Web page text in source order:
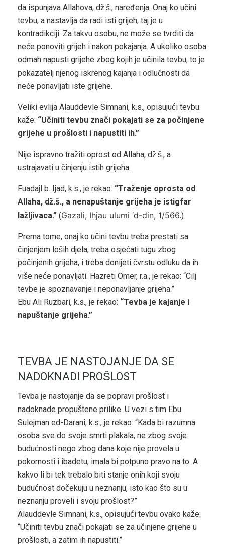
da ispunjava Allahova, dž.š., naređenja. Onaj ko učini
tevbu, a nastavlja da radi isti grijeh, taj je u
kontradikciji. Za takvu osobu, ne može se tvrditi da
neće ponoviti grijeh i nakon pokajanja. A ukoliko osoba
odmah napusti grijehe zbog kojih je učinila tevbu, to je
pokazatelj njenog iskrenog kajanja i odlučnosti da
neće ponavljati iste grijehe.
Veliki evlija Alauddevle Simnani, k.s., opisujući tevbu
kaže: “Učiniti tevbu znači pokajati se za počinjene
grijehe u prošlosti i napustiti ih.”
Nije ispravno tražiti oprost od Allaha, dž.š., a
ustrajavati u činjenju istih grijeha.
Fuadajl b. Ijad, k.s., je rekao: “Traženje oprosta od
Allaha, dž.š., a nenapuštanje grijeha je istigfar
lažljivaca.” (Gazali, Ihjau ulumi ‘d-din, 1/566.)
Prema tome, onaj ko učini tevbu treba prestati sa
činjenjem loših djela, treba osjećati tugu zbog
počinjenih grijeha, i treba donijeti čvrstu odluku da ih
više neće ponavljati. Hazreti Omer, r.a., je rekao: “Cilj
tevbe je spoznavanje i neponavljanje grijeha.”
Ebu Ali Ruzbari, k.s., je rekao: “Tevba je kajanje i
napuštanje grijeha.”
TEVBA JE NASTOJANJE DA SE
NADOKNADI PROŠLOST
Tevba je nastojanje da se popravi prošlost i
nadoknade propuštene prilike. U vezi s tim Ebu
Sulejman ed-Darani, k.s., je rekao: “Kada bi razumna
osoba sve do svoje smrti plakala, ne zbog svoje
budućnosti nego zbog dana koje nije provela u
pokornosti i ibadetu, imala bi potpuno pravo na to. A
kakvo li bi tek trebalo biti stanje onih koji svoju
budućnost dočekuju u neznanju, isto kao što su u
neznanju proveli i svoju prošlost?”
Alauddevle Simnani, k.s., opisujući tevbu ovako kaže:
“Učiniti tevbu znači pokajati se za učinjene grijehe u
prošlosti, a zatim ih napustiti.”